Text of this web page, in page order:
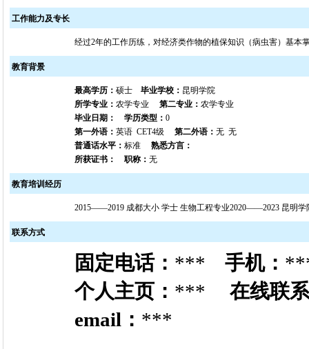
工作能力及专长
经过2年的工作历练，对经济类作物的植保知识（病虫害）基本
教育背景
最高学历： 硕士 毕业学校： 昆明学院
所学专业： 农学专业 第二专业： 农学专业
毕业日期：
学历类型： 0
第一外语： 英语 CET4级 第二外语： 无 无
普通话水平： 标准 熟悉方言：
所获证书：
职称： 无
教育培训经历
2015——2019 成都大小 学士 生物工程专业2020——2023 昆明学
联系方式
固定电话： *** 手机：
个人主页： *** 在线联
email： ***